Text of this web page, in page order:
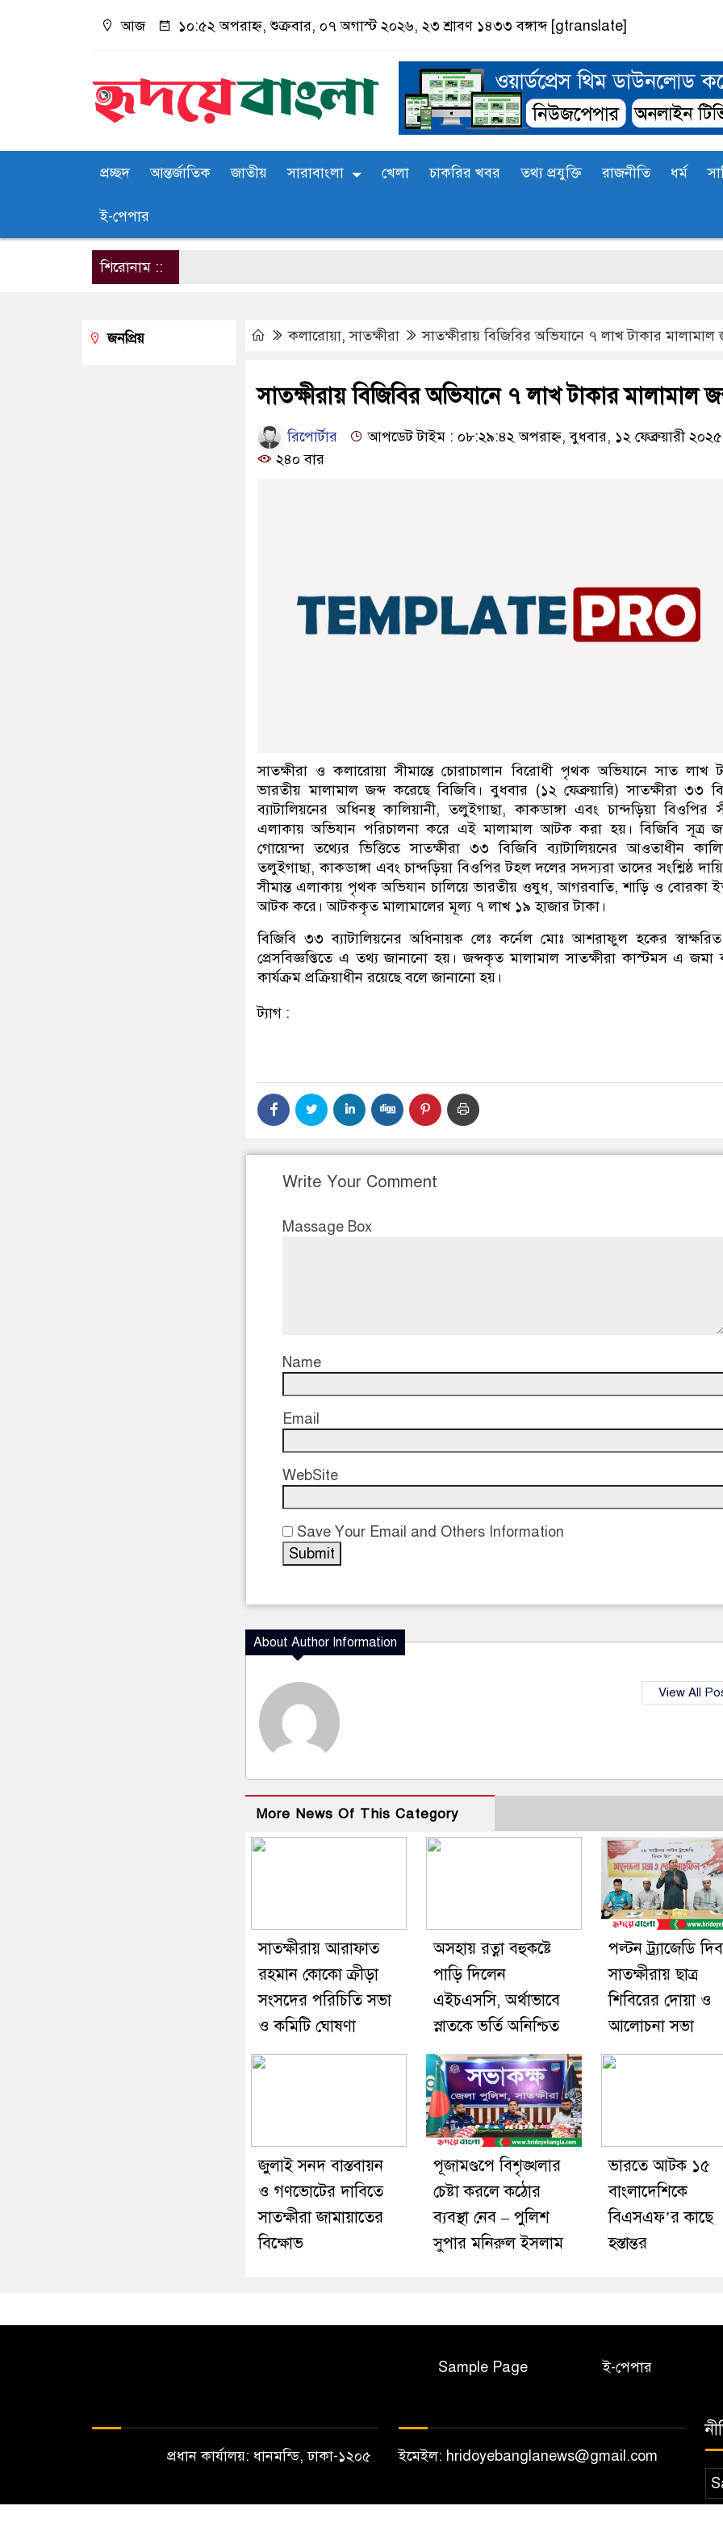
আজ ১০:৫২ অপরাহ্ন, শুক্রবার, ০৭ অগাস্ট ২০২৬, ২৩ শ্রাবণ ১৪৩৩ বঙ্গাব্দ [gtranslate]
প্রচ্ছদ আন্তর্জাতিক জাতীয় সারাবাংলা খেলা চাকরির খবর তথ্য প্রযুক্তি রাজনীতি ধর্ম
ই-পেপার
শিরোনাম ::
কলারোয়া,সাতক্ষীরা সাতক্ষীরায় বিজিবির অভিযানে ৭ লাখ টাকার মালামাল
সাতক্ষীরায় বিজিবির অভিযানে ৭ লাখ টাকার মালামাল
রিপোর্টার
আপডেট টাইম : ০৮:২৯:৪২ অপরাহ্ন, বুধবার, ১২ ফেব্রুয়ারী ২০২৫
২৪০ বার
সাতক্ষীরা ও কলারোয়া সীমান্তে চোরাচালান বিরোধী পৃথক অভিযানে সাত লাখ
ভারতীয় মালামাল জব্দ করেছে বিজিবি। বুধবার (১২ ফেব্রুয়ারি) সাতক্ষীরা ৩৩
ব্যাটালিয়নের অধিনস্থ কালিয়ানী, তলুইগাছা, কাকডাঙ্গা এবং চান্দড়িয়া বিওপির
এলাকায় অভিযান পরিচালনা করে এই মালামাল আটক করা হয়। বিজিবি সূত্র
গোয়েন্দা তথ্যের ভিত্তিতে সাতক্ষীরা ৩৩ বিজিবি ব্যাটালিয়নের আওতাধীন
তলুইগাছা, কাকডাঙ্গা এবং চান্দড়িয়া বিওপির টহল দলের সদস্যরা তাদের সংশ্লিষ্ঠ
সীমান্ত এলাকায় পৃথক অভিযান চালিয়ে ভারতীয় ওষুধ, আগরবাতি, শাড়ি ও বোরকা
আটক করে। আটককৃত মালামালের মূল্য ৭ লাখ ১৯ হাজার টাকা।
বিজিবি ৩৩ ব্যাটালিয়নের অধিনায়ক লেঃ কর্নেল মোঃ আশরাফুল হকের
প্রেসবিজ্ঞপ্তিতে এ তথ্য জানানো হয়। জব্দকৃত মালামাল সাতক্ষীরা কাস্টমস এ জমা
কার্যক্রম প্রক্রিয়াধীন রয়েছে বলে জানানো হয়।
ট্যাগ :
Write Your Comment
Massage Box
Name
Email
WebSite
Save Your Email and Others Information
About Author Information
View All
More News Of This Category
সাতক্ষীরায় আরাফাত
রহমান কোকো ক্রীড়া
সংসদের পরিচিতি সভা
ও কমিটি ঘোষণা
অসহায় রত্না বহুকষ্টে
পাড়ি দিলেন
এইচএসসি, অর্থাভাবে
স্নাতকে ভর্তি অনিশ্চিত
পল্টন ট্র্যাজেডি
সাতক্ষীরায় ছাত্র
শিবিরের দোয়া ও
আলোচনা সভা
জুলাই সনদ বাস্তবায়ন
ও গণভোটের দাবিতে
সাতক্ষীরা জামায়াতের
বিক্ষোভ
পূজামণ্ডপে বিশৃঙ্খলার
চেষ্টা করলে কঠোর
ব্যবস্থা নেব – পুলিশ
সুপার মনিরুল ইসলাম
ভারতে আটক ১৫
বাংলাদেশিকে
বিএসএফ’র কাছে
হস্তান্তর
জনপ্রিয়
Sample Page ই-পেপার
প্রধান কার্যালয়: ধানমন্ডি, ঢাকা-১২০৫ ইমেইল: hridoyebanglanews@gmail.com